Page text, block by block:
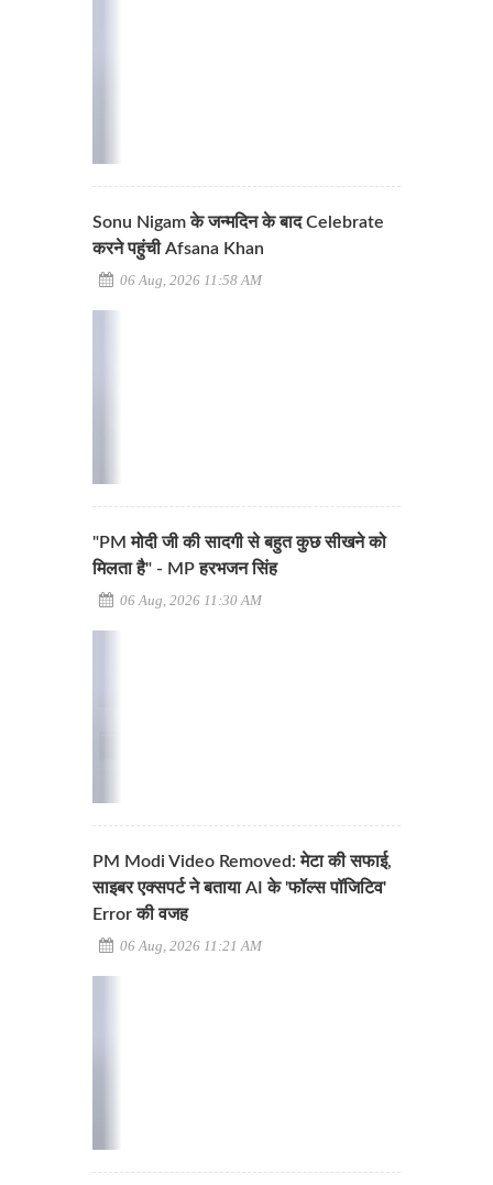
Sonu Nigam के जन्मदिन के बाद Celebrate
करने पहुंची Afsana Khan
06 Aug, 2026 11:58 AM
"PM मोदी जी की सादगी से बहुत कुछ सीखने को
मिलता है" - MP हरभजन सिंह
06 Aug, 2026 11:30 AM
PM Modi Video Removed: मेटा की सफाई,
साइबर एक्सपर्ट ने बताया AI के 'फॉल्स पॉजिटिव'
Error की वजह
06 Aug, 2026 11:21 AM